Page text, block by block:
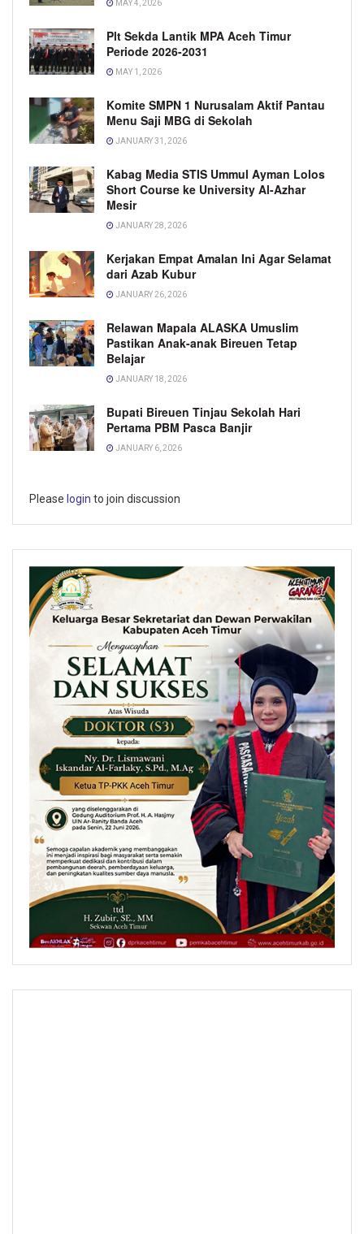
MAY 4, 2026
Plt Sekda Lantik MPA Aceh Timur
Periode 2026-2031
MAY 1, 2026
Komite SMPN 1 Nurusalam Aktif Pantau
Menu Saji MBG di Sekolah
JANUARY 31, 2026
Kabag Media STIS Ummul Ayman Lolos
Short Course ke University Al-Azhar
Mesir
JANUARY 28, 2026
Kerjakan Empat Amalan Ini Agar Selamat
dari Azab Kubur
JANUARY 26, 2026
Relawan Mapala ALASKA Umuslim
Pastikan Anak-anak Bireuen Tetap
Belajar
JANUARY 18, 2026
Bupati Bireuen Tinjau Sekolah Hari
Pertama PBM Pasca Banjir
JANUARY 6, 2026
Please login to join discussion